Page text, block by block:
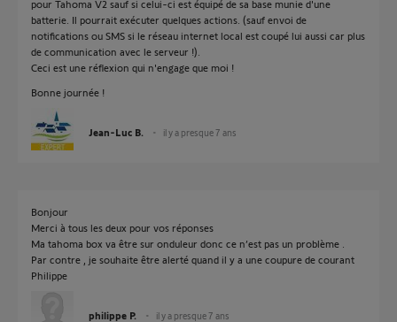
pour Tahoma V2 sauf si celui-ci est équipé de sa base munie d'une
batterie. Il pourrait exécuter quelques actions. (sauf envoi de
notifications ou SMS si le réseau internet local est coupé lui aussi car plus
de communication avec le serveur !).
Ceci est une réflexion qui n'engage que moi !
Bonne journée !
Jean-Luc B. il y a presque 7 ans
Bonjour
Merci à tous les deux pour vos réponses
Ma tahoma box va être sur onduleur donc ce n’est pas un problème .
Par contre , je souhaite être alerté quand il y a une coupure de courant
Philippe
philippe P. il y a presque 7 ans